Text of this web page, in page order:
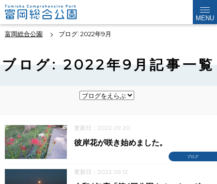
MENU
富岡総合公園 ブログ: 2022年9月
ブログ: 2022年9月記事一覧
更新日：2022.09.20
ブログ
彼岸花が咲き始めました。
更新日：2022.09.12